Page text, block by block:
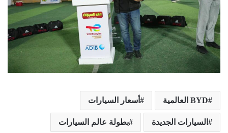
BYD العالمية أسعار السيارات
السيارات الجديدة بطولة عالم السيارات